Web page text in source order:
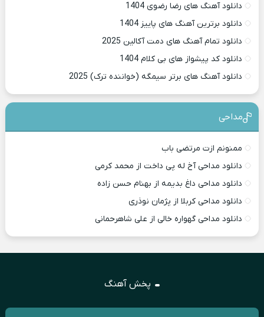
دانلود آهنگ های رضا رضوی 1404
دانلود برترین آهنگ های پاییز 1404
دانلود تمام آهنگ های دمت آکالین 2025
دانلود کد پیشواز های بی کلام 1404
دانلود آهنگ های برتر سیمگه (خواننده ترک) 2025
مداحی
ممنونم ازت مرتضی باب
دانلود مداحی آخ له پی داخت از محمد کرمی
دانلود مداحی داغ بدیمه از بهنام حسن زاده
دانلود مداحی کربلا از پژمان نوذری
دانلود مداحی گهواره خالی از علی شاهرحمانی
پخش آهنگ